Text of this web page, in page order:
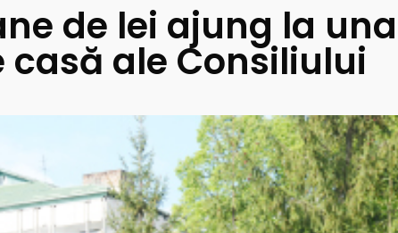
de lei ajung la una
ale Consiliului